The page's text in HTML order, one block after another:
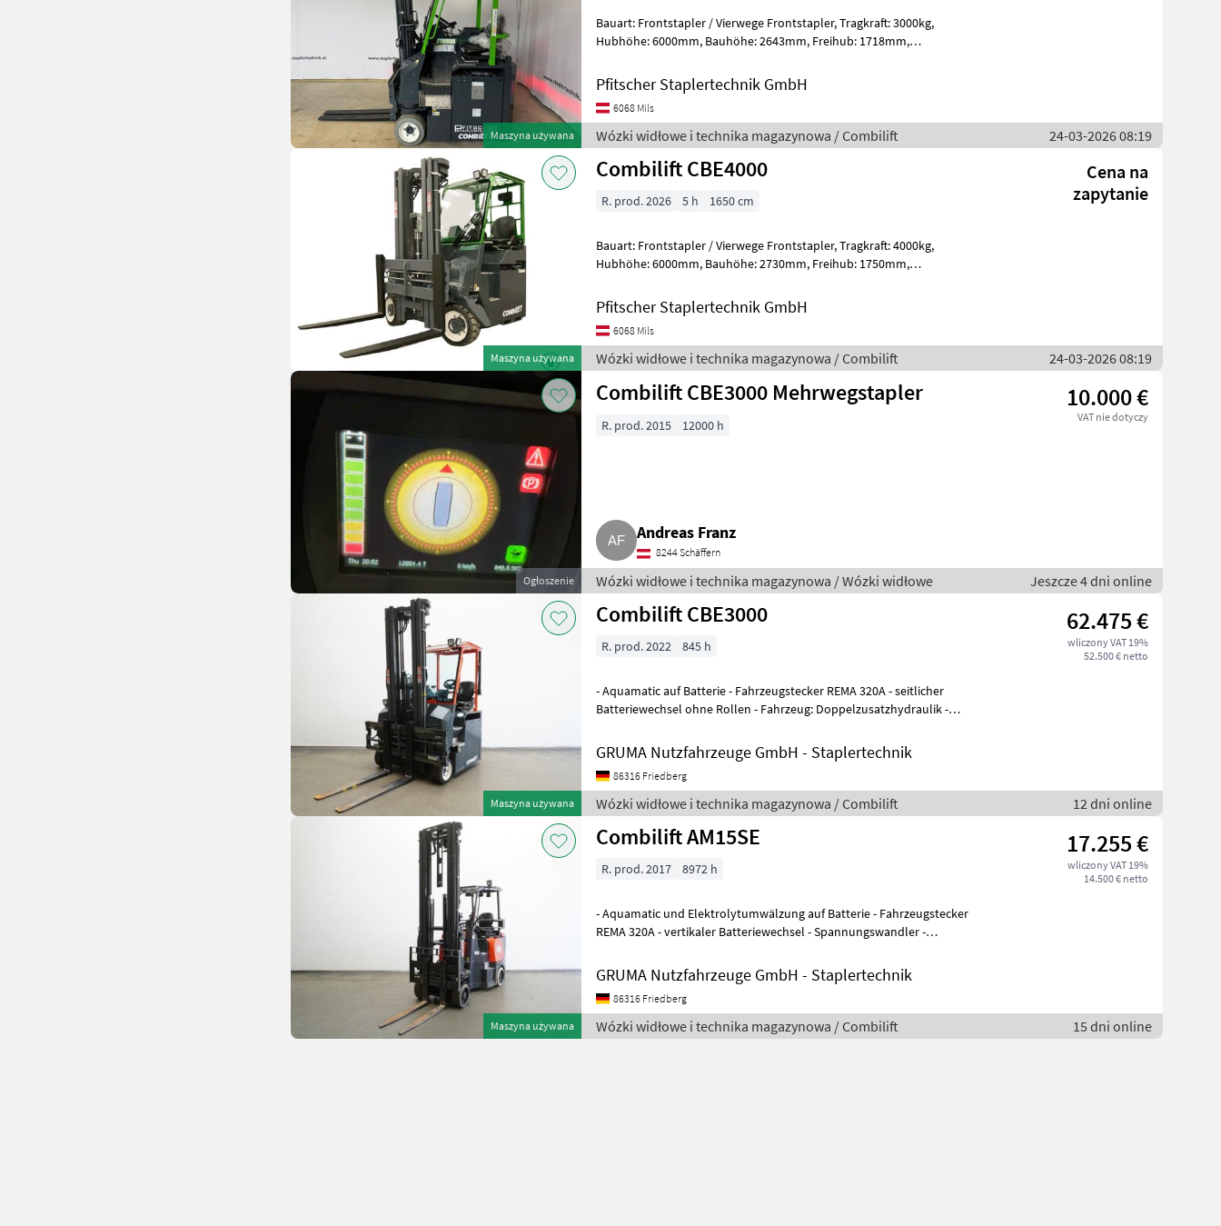
Maszyna używana
Bauart: Frontstapler / Vierwege Frontstapler, Tragkraft: 3000kg,
Hubhöhe: 6000mm, Bauhöhe: 2643mm, Freihub: 1718mm,
Pfitscher Staplertechnik GmbH
6068 Mils
Wózki widłowe i technika magazynowa / Combilift 24-03-2026 08:19
Maszyna używana
Combilift CBE4000
Cena na
zapytanie
R. prod. 2026 5 h 1650 cm
Bauart: Frontstapler / Vierwege Frontstapler, Tragkraft: 4000kg,
Hubhöhe: 6000mm, Bauhöhe: 2730mm, Freihub: 1750mm,
Pfitscher Staplertechnik GmbH
6068 Mils
Wózki widłowe i technika magazynowa / Combilift 24-03-2026 08:19
Ogłoszenie
Combilift CBE3000 Mehrwegstapler 10.000 €
VAT nie dotyczy
R. prod. 2015 12000 h
Andreas Franz
8244 Schäffern
Wózki widłowe i technika magazynowa / Wózki widłowe Jeszcze 4 dni online
Maszyna używana
Combilift CBE3000 62.475 €
wliczony VAT 19%
52.500 € netto
R. prod. 2022 845 h
- Aquamatic auf Batterie - Fahrzeugstecker REMA 320A - seitlicher
Batteriewechsel ohne Rollen - Fahrzeug: Doppelzusatzhydraulik -
GRUMA Nutzfahrzeuge GmbH - Staplertechnik
86316 Friedberg
Wózki widłowe i technika magazynowa / Combilift 12 dni online
Maszyna używana
Combilift AM15SE 17.255 €
wliczony VAT 19%
14.500 € netto
R. prod. 2017 8972 h
- Aquamatic und Elektrolytumwälzung auf Batterie - Fahrzeugstecker
REMA 320A - vertikaler Batteriewechsel - Spannungswandler -
GRUMA Nutzfahrzeuge GmbH - Staplertechnik
86316 Friedberg
Wózki widłowe i technika magazynowa / Combilift 15 dni online